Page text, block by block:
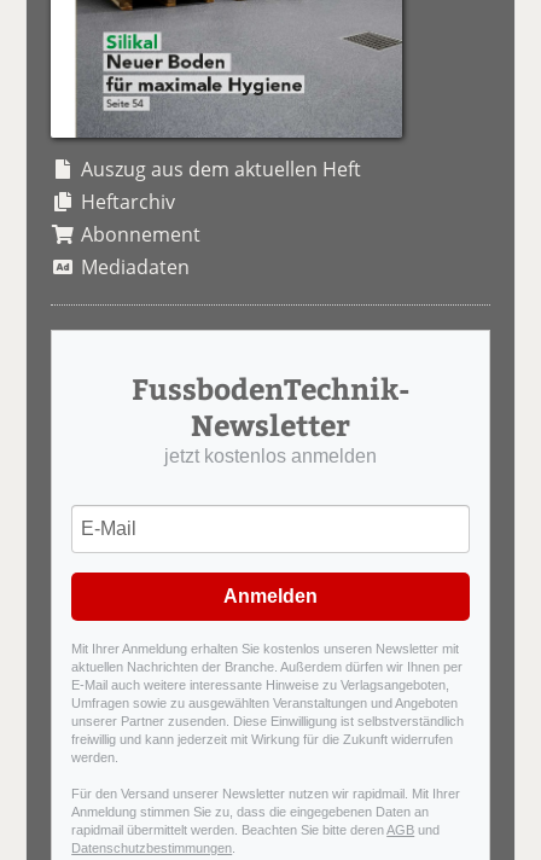
Auszug aus dem aktuellen Heft
Heftarchiv
Abonnement
Mediadaten
FussbodenTechnik-
Newsletter
jetzt kostenlos anmelden
Anmelden
Mit Ihrer Anmeldung erhalten Sie kostenlos unseren Newsletter mit
aktuellen Nachrichten der Branche. Außerdem dürfen wir Ihnen per
E-Mail auch weitere interessante Hinweise zu Verlagsangeboten,
Umfragen sowie zu ausgewählten Veranstaltungen und Angeboten
unserer Partner zusenden. Diese Einwilligung ist selbstverständlich
freiwillig und kann jederzeit mit Wirkung für die Zukunft widerrufen
werden.
Für den Versand unserer Newsletter nutzen wir rapidmail. Mit Ihrer
Anmeldung stimmen Sie zu, dass die eingegebenen Daten an
rapidmail übermittelt werden. Beachten Sie bitte derenAGB und
Datenschutzbestimmungen